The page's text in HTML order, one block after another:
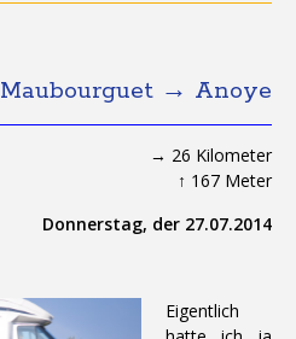
Maubourguet → Anoye
→ 26 Kilometer
↑ 167 Meter
Donnerstag, der 27.07.2014
Eigentlich